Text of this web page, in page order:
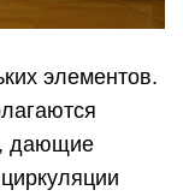
элементов.
дающие